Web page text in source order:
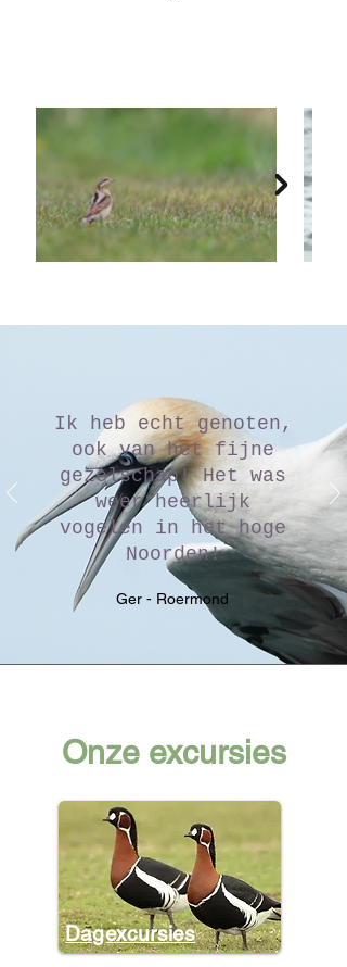
Ik heb echt genoten,
ook van het fijne
gezelschap! Het was
weer heerlijk
vogelen in het hoge
Noorden!
Ger - Roermond
Onze excursies
Dagexcursies